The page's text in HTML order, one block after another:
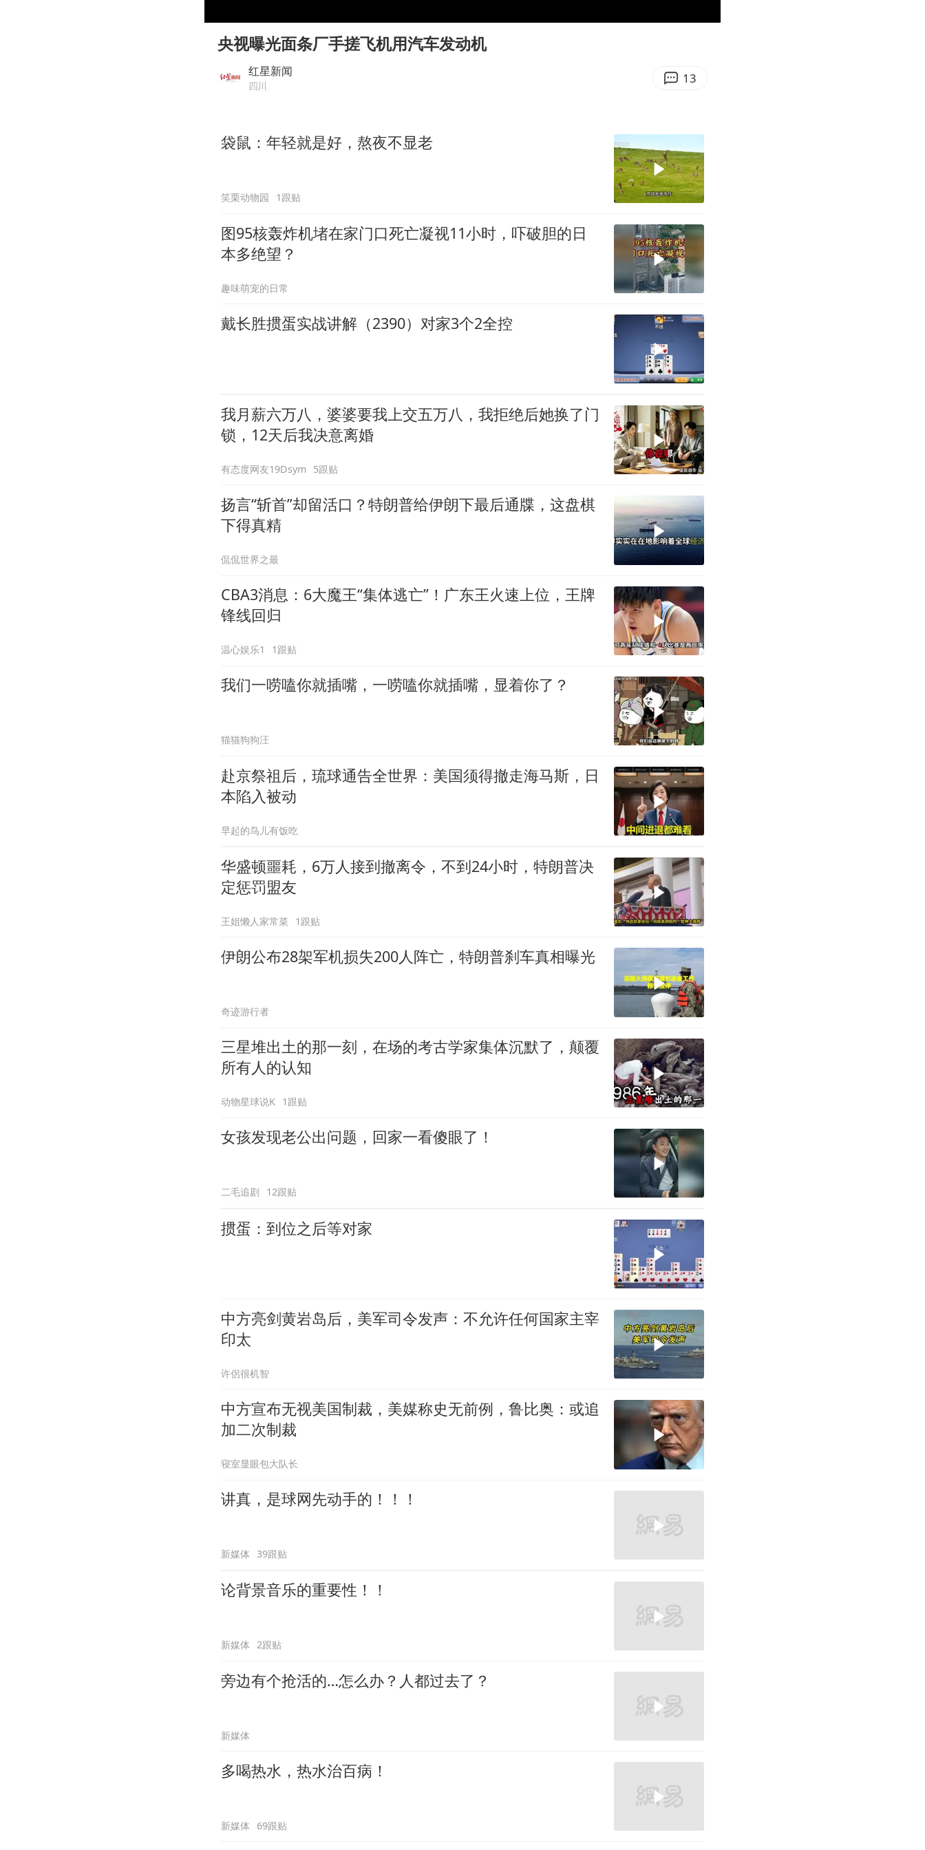
东航：国内客票提前14天免费退改
我国外贸延续良好增长态势
央视曝光面条厂手搓飞机用汽车发动机
红星新闻
四川 13
袋鼠：年轻就是好，熬夜不显老
笑栗动物园 1跟贴
图95核轰炸机堵在家门口死亡凝视11小时，吓破胆的日
本多绝望？
趣味萌宠的日常
戴长胜掼蛋实战讲解（2390）对家3个2全控
我月薪六万八，婆婆要我上交五万八，我拒绝后她换了门
锁，12天后我决意离婚
有态度网友19Dsym 5跟贴
扬言“斩首”却留活口？特朗普给伊朗下最后通牒，这盘棋
下得真精
侃侃世界之最
CBA3消息：6大魔王“集体逃亡”！广东王火速上位，王牌
锋线回归
温心娱乐1 1跟贴
我们一唠嗑你就插嘴，一唠嗑你就插嘴，显着你了？
猫猫狗狗汪
赴京祭祖后，琉球通告全世界：美国须得撤走海马斯，日
本陷入被动
早起的鸟儿有饭吃
华盛顿噩耗，6万人接到撤离令，不到24小时，特朗普决
定惩罚盟友
王姐懒人家常菜 1跟贴
伊朗公布28架军机损失200人阵亡，特朗普刹车真相曝光
奇迹游行者
三星堆出土的那一刻，在场的考古学家集体沉默了，颠覆
所有人的认知
动物星球说K 1跟贴
女孩发现老公出问题，回家一看傻眼了！
二毛追剧 12跟贴
掼蛋：到位之后等对家
中方亮剑黄岩岛后，美军司令发声：不允许任何国家主宰
印太
许侶很机智
中方宣布无视美国制裁，美媒称史无前例，鲁比奥：或追
加二次制裁
寝室显眼包大队长
讲真，是球网先动手的！！！
新媒体 39跟贴
论背景音乐的重要性！！
新媒体 2跟贴
旁边有个抢活的…怎么办？人都过去了？
新媒体
多喝热水，热水治百病！
新媒体 69跟贴